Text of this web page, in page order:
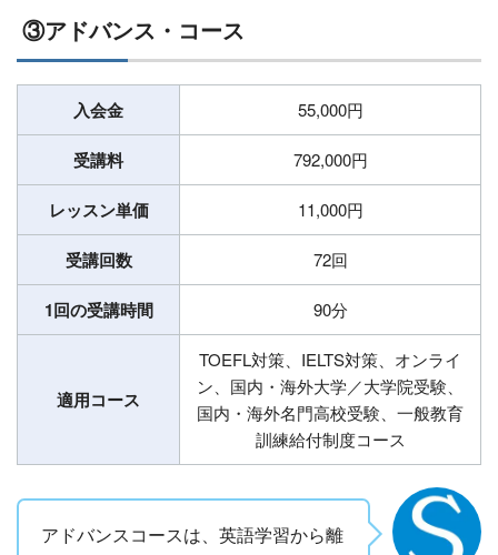
③アドバンス・コース
入会金 55,000円
受講料 792,000円
レッスン単価 11,000円
受講回数 72回
1回の受講時間 90分
適用コース
TOEFL対策、IELTS対策、オンライ
ン、国内・海外大学／大学院受験、
国内・海外名門高校受験、⼀般教育
訓練給付制度コース
アドバンスコースは、英語学習から離